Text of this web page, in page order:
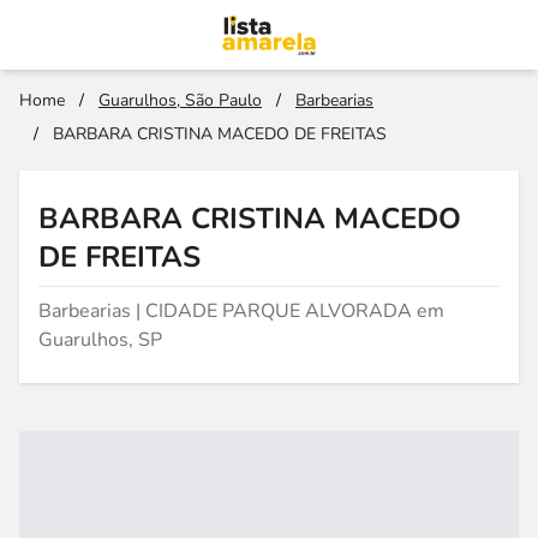
Home / Guarulhos, São Paulo /
Barbearias
/
BARBARA CRISTINA MACEDO DE FREITAS
BARBARA CRISTINA MACEDO
DE FREITAS
Barbearias | CIDADE PARQUE ALVORADA em
Guarulhos, SP